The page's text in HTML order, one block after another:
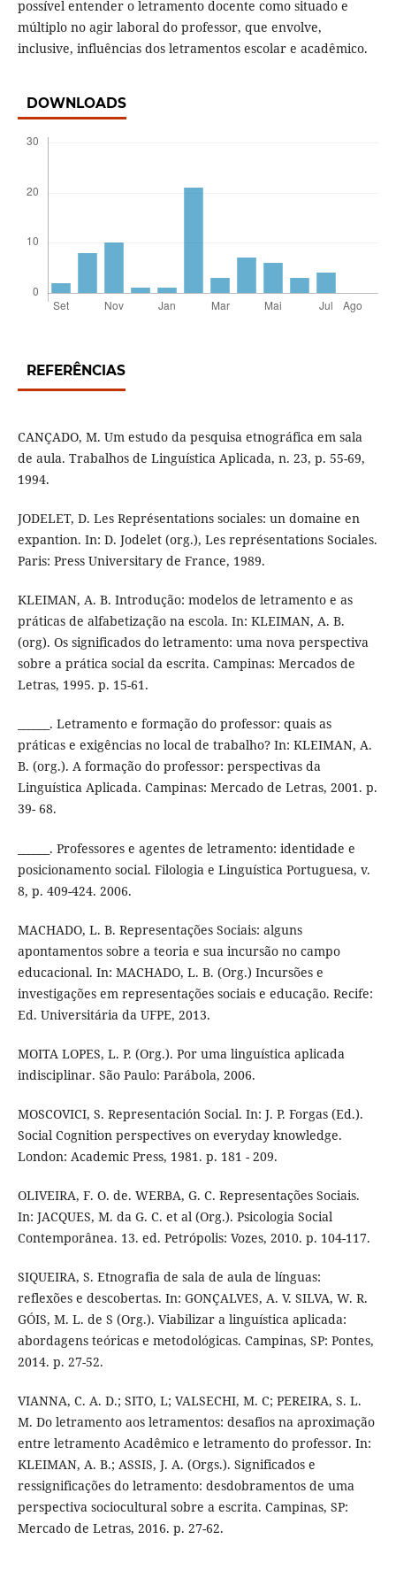
possível entender o letramento docente como situado e
múltiplo no agir laboral do professor, que envolve,
inclusive, influências dos letramentos escolar e acadêmico.
DOWNLOADS
REFERÊNCIAS
CANÇADO, M. Um estudo da pesquisa etnográfica em sala
de aula. Trabalhos de Linguística Aplicada, n. 23, p. 55-69,
1994.
JODELET, D. Les Représentations sociales: un domaine en
expantion. In: D. Jodelet (org.), Les représentations Sociales.
Paris: Press Universitary de France, 1989.
KLEIMAN, A. B. Introdução: modelos de letramento e as
práticas de alfabetização na escola. In: KLEIMAN, A. B.
(org). Os significados do letramento: uma nova perspectiva
sobre a prática social da escrita. Campinas: Mercados de
Letras, 1995. p. 15-61.
______. Letramento e formação do professor: quais as
práticas e exigências no local de trabalho? In: KLEIMAN, A.
B. (org.). A formação do professor: perspectivas da
Linguística Aplicada. Campinas: Mercado de Letras, 2001. p.
39- 68.
______. Professores e agentes de letramento: identidade e
posicionamento social. Filologia e Linguística Portuguesa, v.
8, p. 409-424. 2006.
MACHADO, L. B. Representações Sociais: alguns
apontamentos sobre a teoria e sua incursão no campo
educacional. In: MACHADO, L. B. (Org.) Incursões e
investigações em representações sociais e educação. Recife:
Ed. Universitária da UFPE, 2013.
MOITA LOPES, L. P. (Org.). Por uma linguística aplicada
indisciplinar. São Paulo: Parábola, 2006.
MOSCOVICI, S. Representación Social. In: J. P. Forgas (Ed.).
Social Cognition perspectives on everyday knowledge.
London: Academic Press, 1981. p. 181 - 209.
OLIVEIRA, F. O. de. WERBA, G. C. Representações Sociais.
In: JACQUES, M. da G. C. et al (Org.). Psicologia Social
Contemporânea. 13. ed. Petrópolis: Vozes, 2010. p. 104-117.
SIQUEIRA, S. Etnografia de sala de aula de línguas:
reflexões e descobertas. In: GONÇALVES, A. V. SILVA, W. R.
GÓIS, M. L. de S (Org.). Viabilizar a linguística aplicada:
abordagens teóricas e metodológicas. Campinas, SP: Pontes,
2014. p. 27-52.
VIANNA, C. A. D.; SITO, L; VALSECHI, M. C; PEREIRA, S. L.
M. Do letramento aos letramentos: desafios na aproximação
entre letramento Acadêmico e letramento do professor. In:
KLEIMAN, A. B.; ASSIS, J. A. (Orgs.). Significados e
ressignificações do letramento: desdobramentos de uma
perspectiva sociocultural sobre a escrita. Campinas, SP:
Mercado de Letras, 2016. p. 27-62.